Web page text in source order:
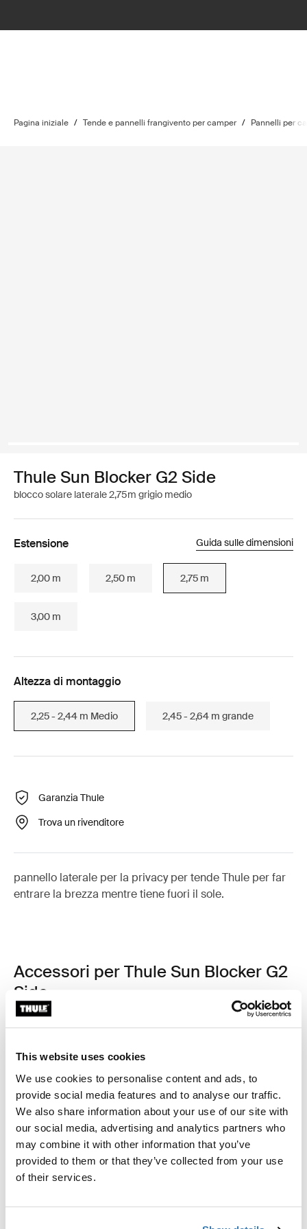
This website uses cookies
We use cookies to personalise content and ads, to
provide social media features and to analyse our traffic.
We also share information about your use of our site with
our social media, advertising and analytics partners who
may combine it with other information that you’ve
provided to them or that they’ve collected from your use
of their services.
Pagina iniziale / Tende e pannelli frangivento per camper / Pannelli per
Thule Sun Blocker G2 Side
blocco solare laterale 2,75m grigio medio
Estensione Guida sulle dimensioni
2,00 m 2,50 m 2,75 m
3,00 m
Altezza di montaggio
2,25 - 2,44 m Medio 2,45 - 2,64 m grande
Garanzia Thule
Trova un rivenditore
pannello laterale per la privacy per tende Thule per far
entrare la brezza mentre tiene fuori il sole.
Accessori per Thule Sun Blocker G2
Side